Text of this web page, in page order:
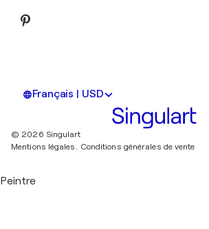
Français | USD
© 2026 Singulart
Mentions légales. Conditions générales de vente
Peintre